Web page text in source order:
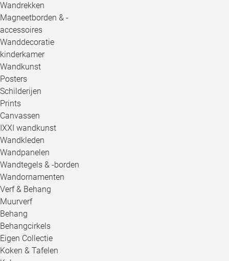
Wandrekken
Magneetborden & -
accessoires
Wanddecoratie
kinderkamer
Wandkunst
Posters
Schilderijen
Prints
Canvassen
IXXI wandkunst
Wandkleden
Wandpanelen
Wandtegels & -borden
Wandornamenten
Verf & Behang
Muurverf
Behang
Behangcirkels
Eigen Collectie
Koken & Tafelen